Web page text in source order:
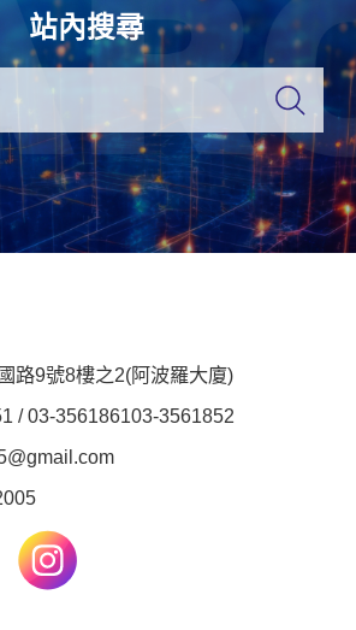
站內搜尋
路9號8樓之2(阿波羅大廈)
/ 03-356186103-3561852